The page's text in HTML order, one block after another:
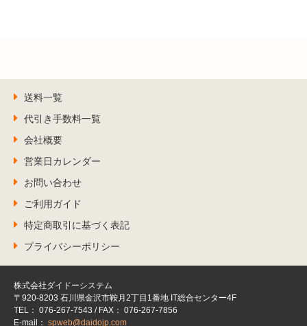
送料一覧
代引き手数料一覧
会社概要
営業日カレンダー
お問い合わせ
ご利用ガイド
特定商取引に基づく表記
プライバシーポリシー
株式会社ダイドーシステム
〒920-8203 石川県金沢市鞍月2丁目1番地 IT総合センター4F
TEL： 076-267-7543 / FAX： 076-267-7856
E-mail： spweb@daidojp.com